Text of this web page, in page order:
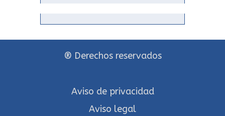
® Derechos reservados
Aviso de privacidad
Aviso legal